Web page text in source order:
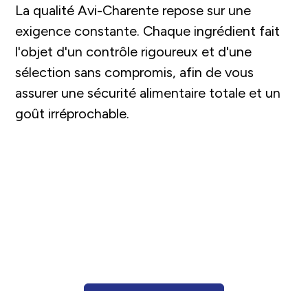
La qualité Avi-Charente repose sur une
exigence constante. Chaque ingrédient fait
l'objet d'un contrôle rigoureux et d'une
sélection sans compromis, afin de vous
assurer une sécurité alimentaire totale et un
goût irréprochable.